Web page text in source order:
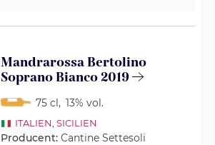
Mandrarossa Bertolino
Soprano Bianco 2019
75 cl, 13% vol.
ITALIEN SICILIEN
Producent:Cantine Settesoli